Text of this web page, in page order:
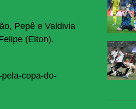
Pepê e Valdivia
(Elton).
copa-do-